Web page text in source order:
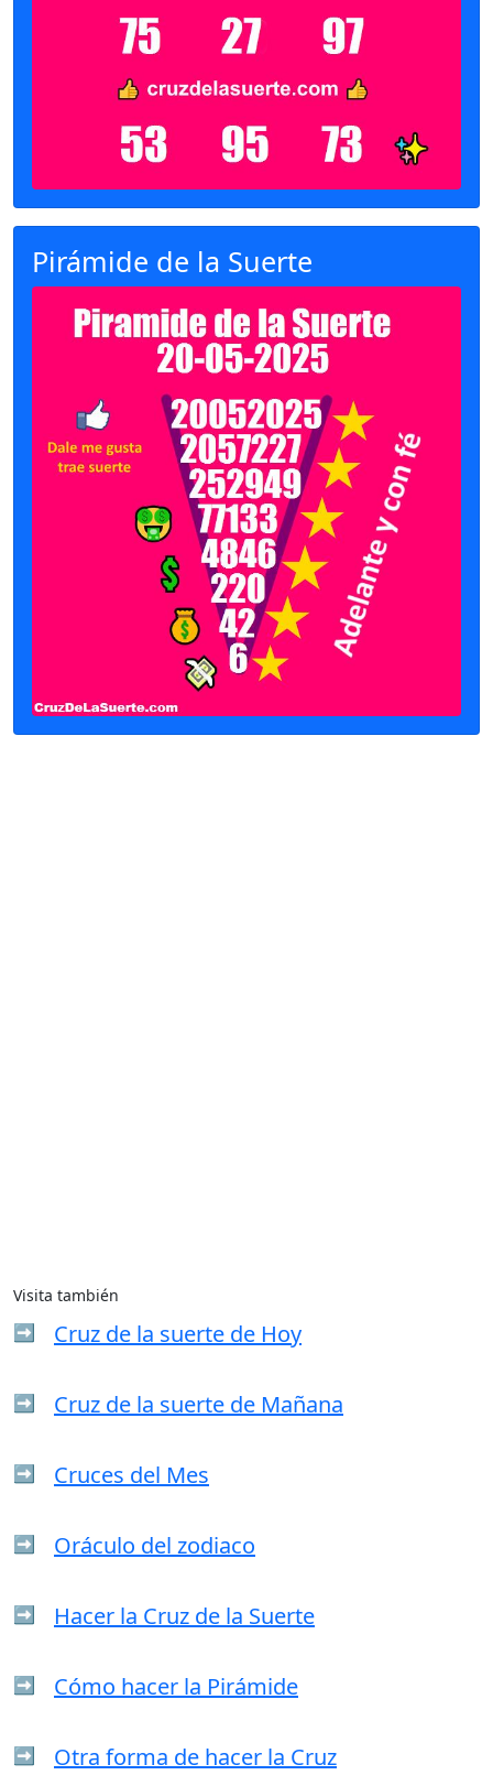
Pirámide de la Suerte
Visita también
➡️ Cruz de la suerte de Hoy
➡️ Cruz de la suerte de Mañana
➡️ Cruces del Mes
➡️ Oráculo del zodiaco
➡️ Hacer la Cruz de la Suerte
➡️ Cómo hacer la Pirámide
➡️ Otra forma de hacer la Cruz